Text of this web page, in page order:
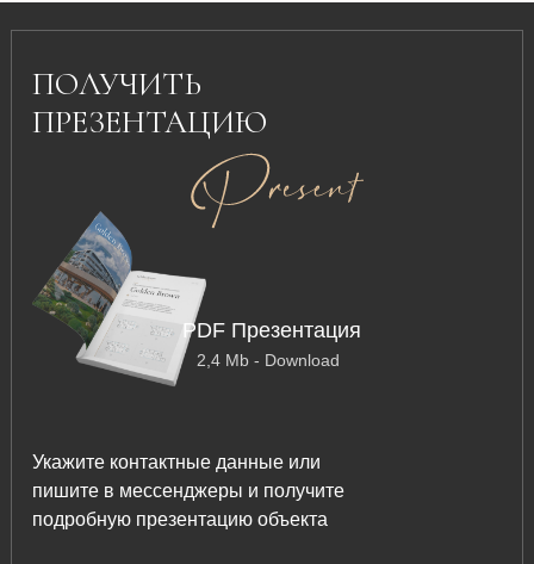
ПОЛУЧИТЬ
ПРЕЗЕНТАЦИЮ
Укажите контактные данные или
пишите в мессенджеры и получите
подробную презентацию объекта
PDF Презентация
2,4 Mb - Download